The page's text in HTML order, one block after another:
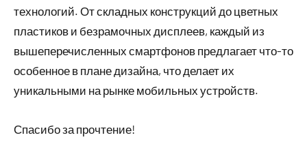
технологий. От складных конструкций до цветных
пластиков и безрамочных дисплеев, каждый из
вышеперечисленных смартфонов предлагает что-то
особенное в плане дизайна, что делает их
уникальными на рынке мобильных устройств.
Спасибо за прочтение!